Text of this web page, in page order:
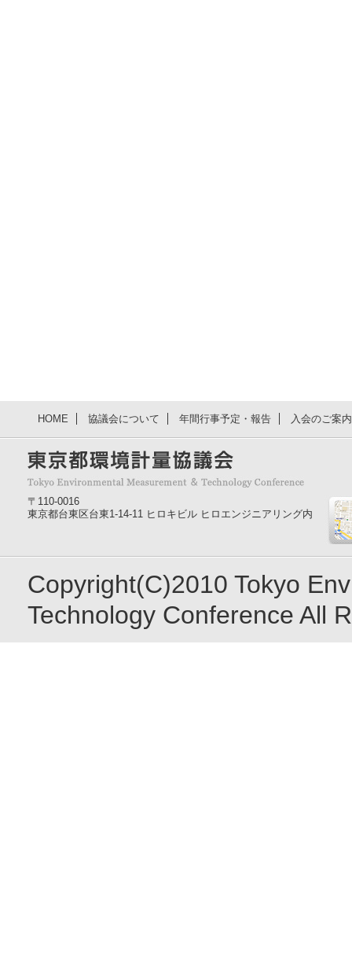
HOME 協議会について 年間行事予定・報告 入会のご案
〒110-0016
東京都台東区台東1-14-11 ヒロキビル ヒロエンジニアリング内
Copyright(C)2010 Tokyo
Technology Conference All